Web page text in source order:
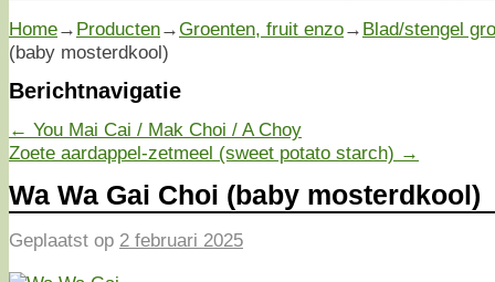
Home→ Producten→Groenten, fruit enzo→ Blad/stengel
(baby mosterdkool)
Berichtnavigatie
← You Mai Cai / Mak Choi / A Choy
Zoete aardappel-zetmeel (sweet potato starch) →
Wa Wa Gai Choi (baby mosterdkool)
Geplaatst op 2 februari 2025